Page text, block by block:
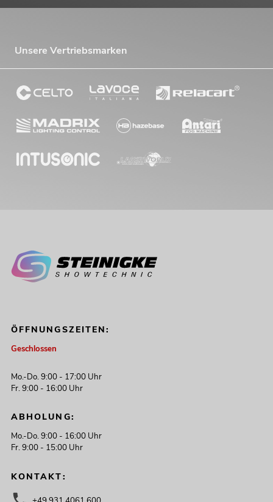
Unsere Vertriebsmarken
ÖFFNUNGSZEITEN:
Geschlossen
Mo.-Do. 9:00 - 17:00 Uhr
Fr. 9:00 - 16:00 Uhr
ABHOLUNG:
Mo.-Do. 9:00 - 16:00 Uhr
Fr. 9:00 - 15:00 Uhr
KONTAKT: